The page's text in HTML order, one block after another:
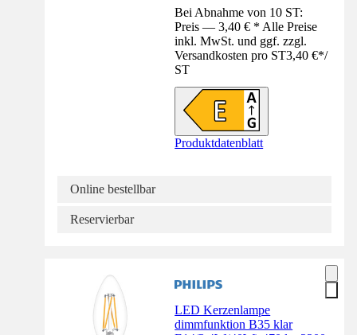
Bei Abnahme von 10 ST:
Preis — 3,40 € * Alle Preise
inkl. MwSt. und ggf. zzgl.
Versandkosten pro ST3,40 €*/
ST
Produktdatenblatt
Online bestellbar
Reservierbar
LED Kerzenlampe
dimmfunktion B35 klar